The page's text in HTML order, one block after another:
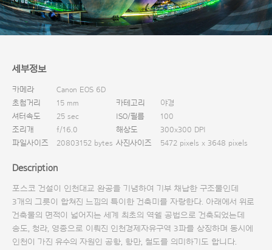
세부정보
카메라
Canon EOS 6D
초첨거리
15 mm 카테고리
야경
셔터속도
25 sec ISO/필름
100
조리개
f/16.0 해상도
300x300 DPI
파일사이즈
20803152 bytes 사진사이즈 5472 pixels x 3648 pixels
Description
포스코 건설이 인천대교 완공을 기념하여 기부 채납한 구조물인데
3개의 그릇이 합쳐진 느낌의 특이한 건축미를 자랑한다. 아래에서 위로
건축물의 면적이 넓어지는 세계 최초의 역쉘 공법으로 건축되었는데
송도, 청라, 영종으로 이뤄진 인천경제자유구역 3파를 상징하며 동시에
인천이 가진 유수의 자원인 공항, 항만, 철도를 의미하기도 합니다.